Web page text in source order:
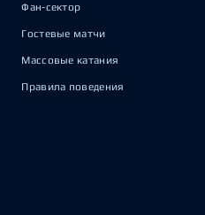
Фан-сектор
Гостевые матчи
Массовые катания
Правила поведения